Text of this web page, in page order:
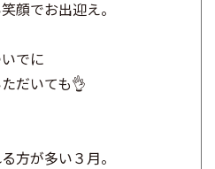
顔でお出迎え。
でに
だいても👌
方が多い３月。